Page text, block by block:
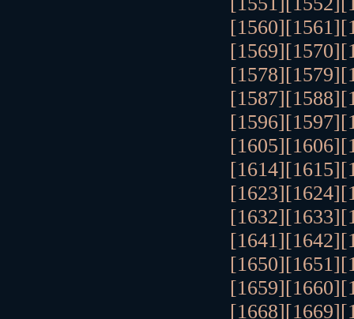
[1560][1561]
[1569][1570]
[1578][1579]
[1587][1588]
[1596][1597]
[1605][1606]
[1614][1615]
[1623][1624]
[1632][1633]
[1641][1642]
[1650][1651]
[1659][1660]
[1668][1669]